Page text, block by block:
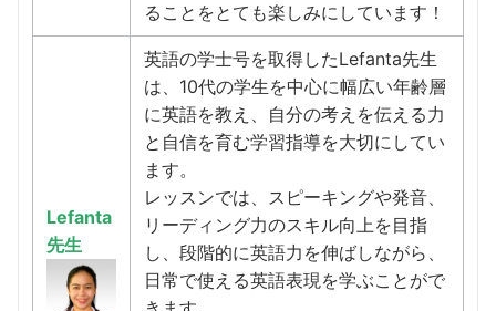
ることをとても楽しみにしています！
Lefanta
先生
英語の学士号を取得したLefanta先生
は、10代の学生を中心に幅広い年齢層
に英語を教え、自分の考えを伝える力
と自信を育む学習指導を大切にしてい
ます。
レッスンでは、スピーキングや発音、
リーディング力のスキル向上を目指
し、段階的に英語力を伸ばしながら、
日常で使える英語表現を学ぶことがで